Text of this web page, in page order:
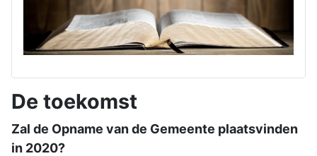
De toekomst
Zal de Opname van de Gemeente plaatsvinden
in 2020?